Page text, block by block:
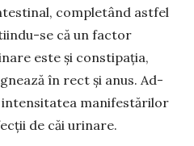
completând astfel
se că un factor
este și constipația,
în rect și anus. Ad­
mani­festărilor
de căi urinare.